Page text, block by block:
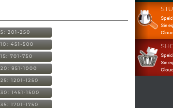
5: 201-250
10: 451-500
15: 701-750
20: 951-1000
25: 1201-1250
30: 1451-1500
35: 1701-1750
Sie
Cloud
Sie
Cloud